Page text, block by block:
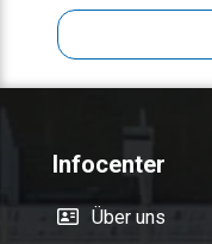
Infocenter
Über uns